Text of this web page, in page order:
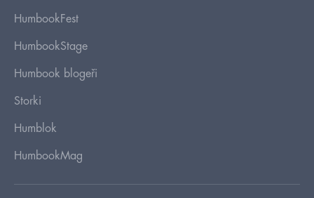
HumbookFest
HumbookStage
Humbook blogeři
Storki
Humblok
HumbookMag